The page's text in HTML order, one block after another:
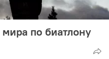
по биатлону